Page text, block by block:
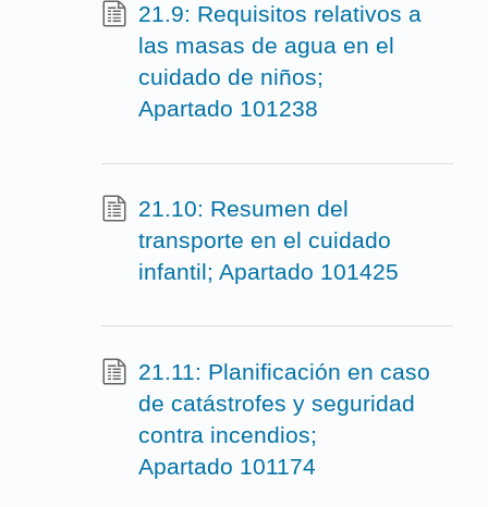
21.9: Requisitos relativos a
las masas de agua en el
cuidado de niños;
Apartado 101238
21.10: Resumen del
transporte en el cuidado
infantil; Apartado 101425
21.11: Planificación en caso
de catástrofes y seguridad
contra incendios;
Apartado 101174